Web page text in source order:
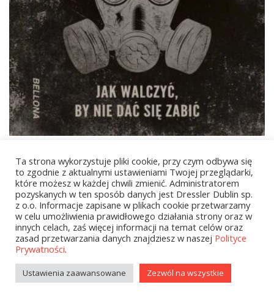
Alfabet wojny
1 2 … 6 NEXT
Ta strona wykorzystuje pliki cookie, przy czym odbywa się
to zgodnie z aktualnymi ustawieniami Twojej przeglądarki,
które możesz w każdej chwili zmienić. Administratorem
pozyskanych w ten sposób danych jest Dressler Dublin sp.
z o.o. Informacje zapisane w plikach cookie przetwarzamy
w celu umożliwienia prawidłowego działania strony oraz w
innych celach, zaś więcej informacji na temat celów oraz
zasad przetwarzania danych znajdziesz w naszej Polityce
Prywatności.
Ustawienia zaawansowane Zezwól na wszystkie